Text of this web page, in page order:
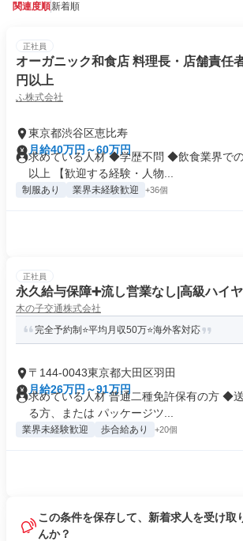
関連度順新着順
正社員
オーガニック和食店 料理長・店舗責任
円以上
ふ株式会社
東京都渋谷区恵比寿
月給40万円～60万円
求めている人材 ◆学歴不問 ◆飲食業界で
以上 【歓迎する経験・人物...
制服あり 業界未経験歓迎 +36個
正社員
永久給与保障➕流し営業なし|高級ハイ
木の子交通株式会社
完全予約制⭐️平均月収50万⭐️海外客対応
〒144-0043東京都大田区羽田
月給26万円～91万円
求めている人材 普通二種免許保有の方 ◆
る方、または パッケージツ...
業界未経験歓迎 歩合給あり +20個
この条件を保存して、新着求人を受け取
んか？